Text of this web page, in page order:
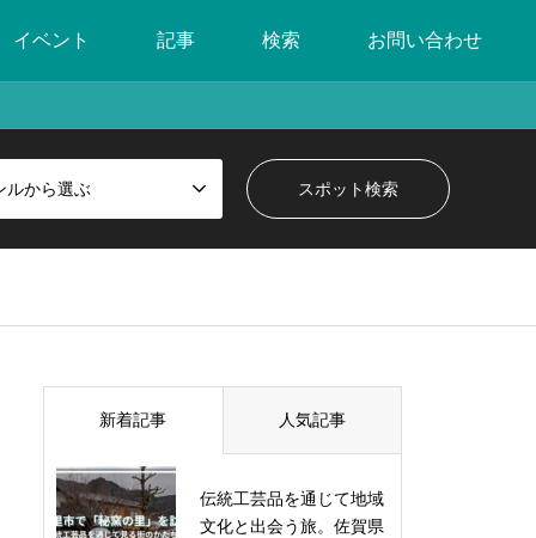
イベント 記事 検索 お問い合わせ
ルから選ぶ
新着記事 人気記事
伝統工芸品を通じて地域
文化と出会う旅。佐賀県